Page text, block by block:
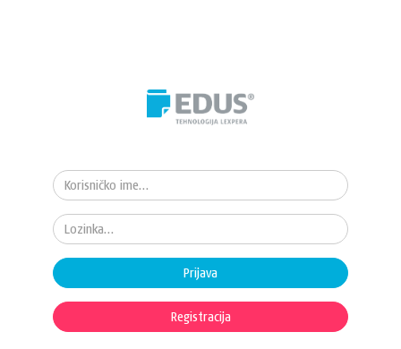
Prijava
Registracija